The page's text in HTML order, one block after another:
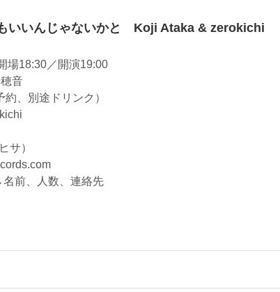
もいいんじゃないかと Koji Ataka & zerokichi
場18:30／開演19:00
音
、別途ドリンク）
サ）
、人数、連絡先